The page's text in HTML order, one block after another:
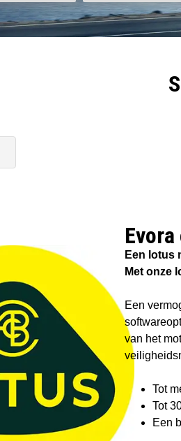
Een lotus
Met onze
Een
van het
Tot
Tot
Een